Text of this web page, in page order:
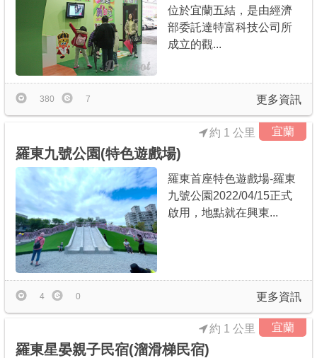
位於宜蘭五結，是由經濟
部委託達特富科技公司所
成立的觀...
更多資訊
380 7
宜蘭
羅東九號公園(特色遊戲場)
約 1 公里
羅東首座特色遊戲場-羅東
九號公園2022/04/15正式
啟用，地點就在興東...
更多資訊
4 0
宜蘭
羅東星晏親子民宿(溜滑梯民宿)
約 1 公里